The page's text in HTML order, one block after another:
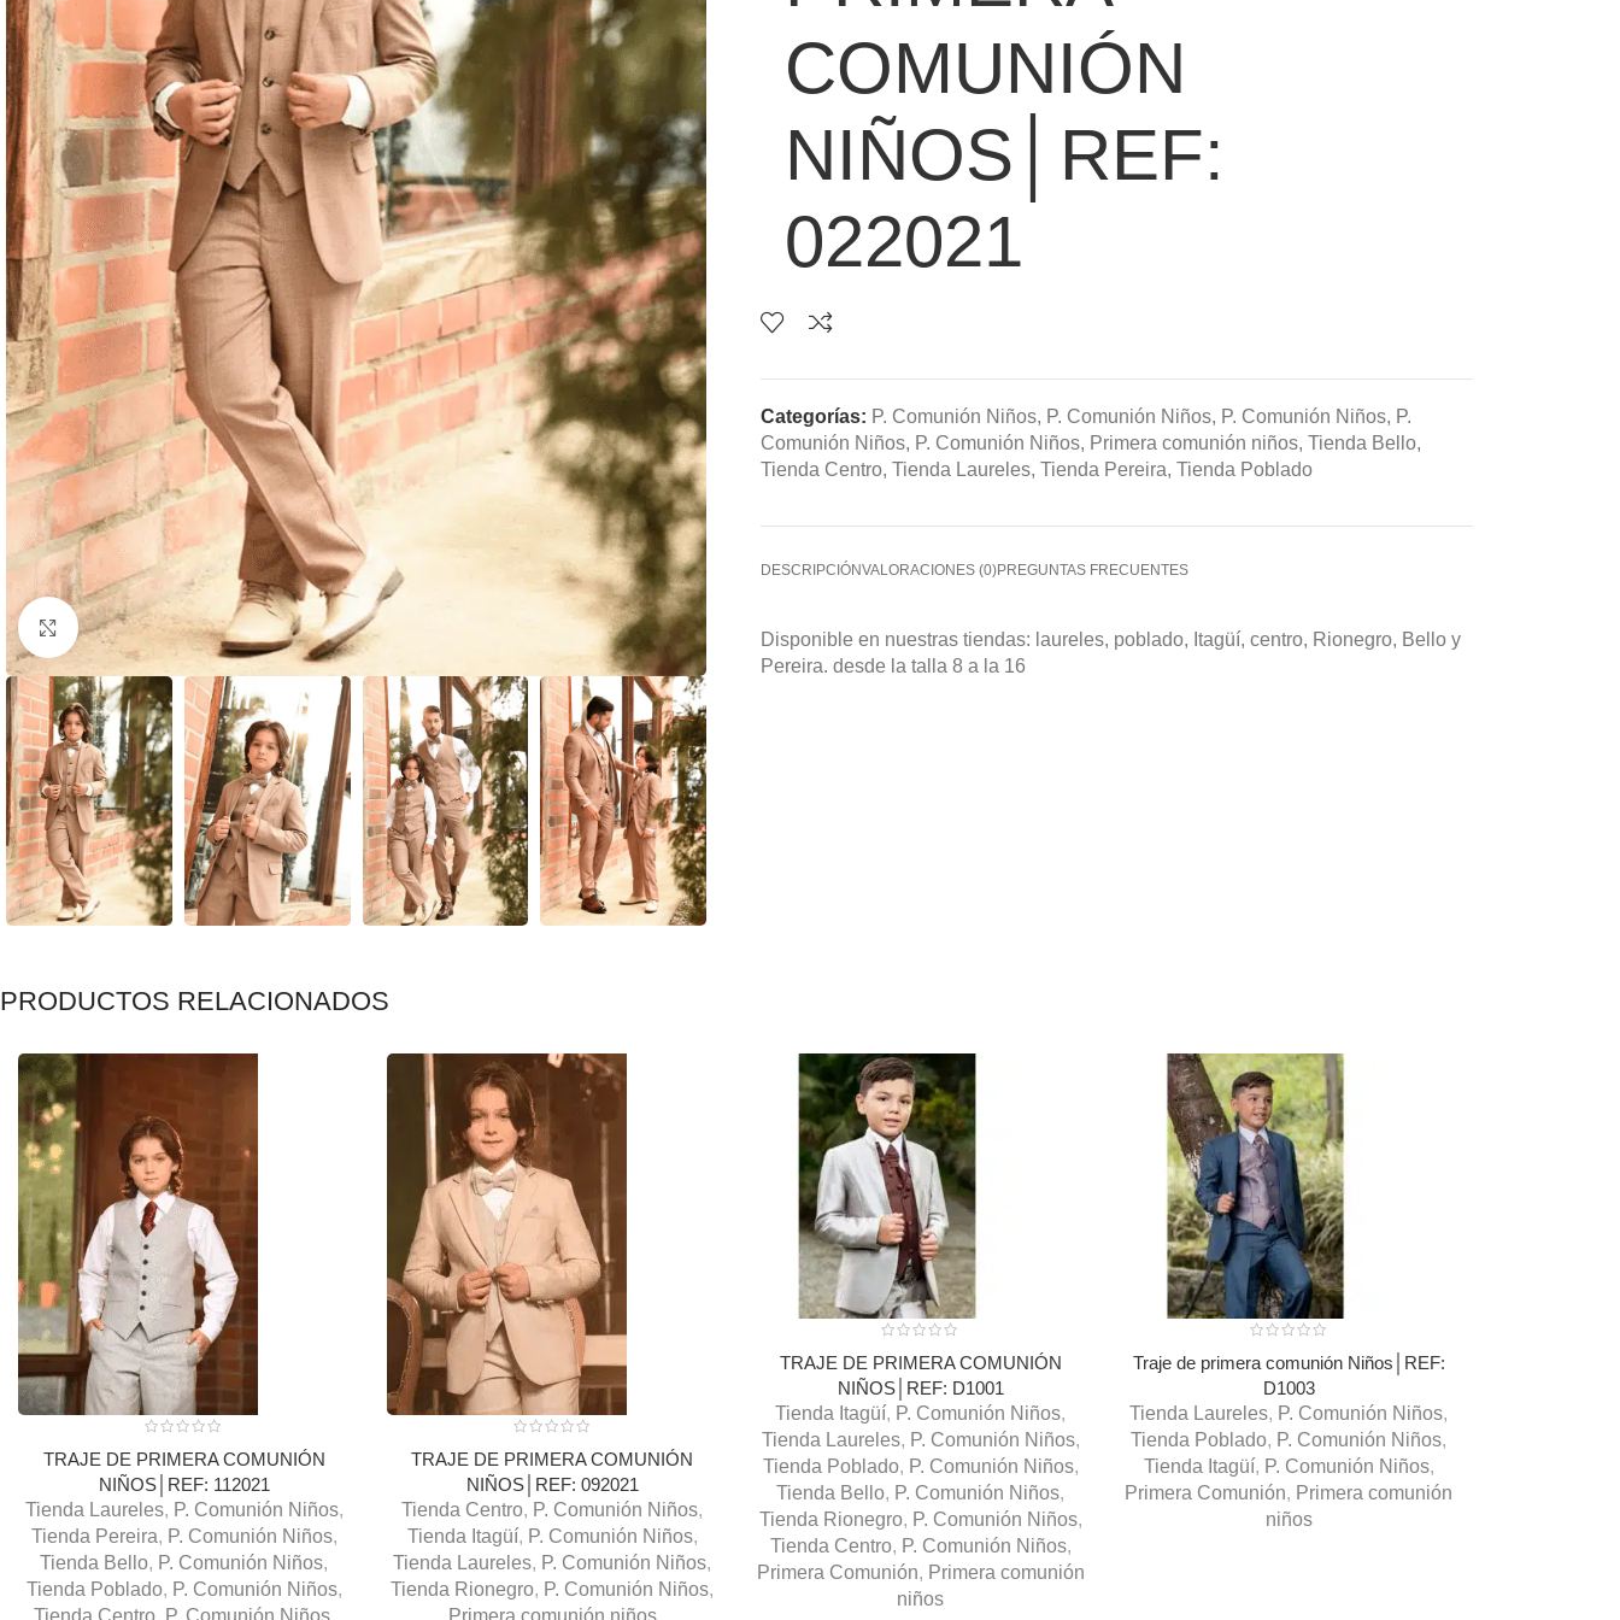
Clic para ampliar
COMUNIÓN
NIÑOS│REF:
022021
Categorías: P. Comunión Niños, P. Comunión Niños, P. Comunión Niños, P.
Comunión Niños, P. Comunión Niños, Primera comunión niños, Tienda Bello,
Tienda Centro, Tienda Laureles, Tienda Pereira, Tienda Poblado
DESCRIPCIÓNVALORACIONES (0)PREGUNTAS FRECUENTES
Disponible en nuestras tiendas: laureles, poblado, Itagüí, centro, Rionegro, Bello y
Pereira. desde la talla 8 a la 16
PRODUCTOS RELACIONADOS
TRAJE DE PRIMERA COMUNIÓN
NIÑOS│REF: 112021
Tienda Laureles, P. Comunión Niños,
Tienda Pereira, P. Comunión Niños,
Tienda Bello, P. Comunión Niños,
Tienda Poblado, P. Comunión Niños,
TRAJE DE PRIMERA COMUNIÓN
NIÑOS│REF: 092021
Tienda Centro, P. Comunión Niños,
Tienda Itagüí, P. Comunión Niños,
Tienda Laureles, P. Comunión Niños,
Tienda Rionegro, P. Comunión Niños,
TRAJE DE PRIMERA COMUNIÓN
NIÑOS│REF: D1001
Tienda Itagüí, P. Comunión Niños,
Tienda Laureles, P. Comunión Niños,
Tienda Poblado, P. Comunión Niños,
Tienda Bello, P. Comunión Niños,
Tienda Rionegro, P. Comunión Niños,
Tienda Centro, P. Comunión Niños,
Primera Comunión, Primera comunión
niños
Traje de primera comunión Niños│REF:
D1003
Tienda Laureles, P. Comunión Niños,
Tienda Poblado, P. Comunión Niños,
Tienda Itagüí, P. Comunión Niños,
Primera Comunión, Primera comunión
niños